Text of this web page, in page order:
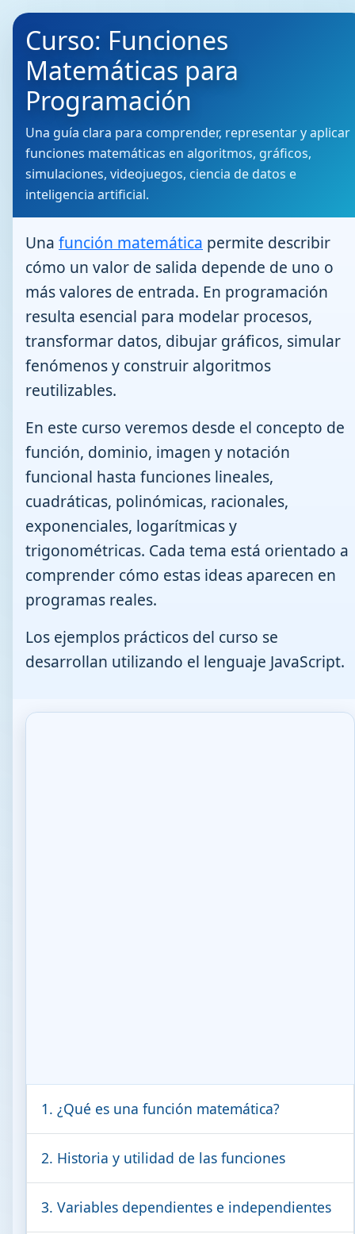
Curso: Funciones
Matemáticas para
Programación
Una guía clara para comprender, representar y aplicar
funciones matemáticas en algoritmos, gráficos,
simulaciones, videojuegos, ciencia de datos e
inteligencia artificial.
Una función matemática permite describir
cómo un valor de salida depende de uno o
más valores de entrada. En programación
resulta esencial para modelar procesos,
transformar datos, dibujar gráficos, simular
fenómenos y construir algoritmos
reutilizables.
En este curso veremos desde el concepto de
función, dominio, imagen y notación
funcional hasta funciones lineales,
cuadráticas, polinómicas, racionales,
exponenciales, logarítmicas y
trigonométricas. Cada tema está orientado a
comprender cómo estas ideas aparecen en
programas reales.
Los ejemplos prácticos del curso se
desarrollan utilizando el lenguaje JavaScript.
1. ¿Qué es una función matemática?
2. Historia y utilidad de las funciones
3. Variables dependientes e independientes